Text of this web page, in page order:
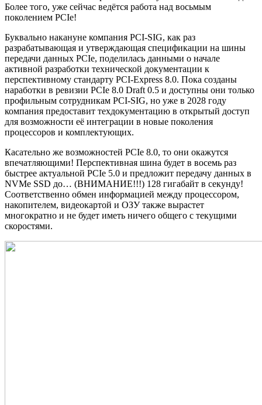
Более того, уже сейчас ведётся работа над восьмым
поколением PCIe!
Буквально накануне компания PCI-SIG, как раз
разрабатывающая и утверждающая спецификации на шины
передачи данных PCIe, поделилась данными о начале
активной разработки технической документации к
перспективному стандарту PCI-Express 8.0. Пока созданы
наработки в ревизии PCIe 8.0 Draft 0.5 и доступны они только
профильным сотрудникам PCI-SIG, но уже в 2028 году
компания предоставит техдокументацию в открытый доступ
для возможности её интеграции в новые поколения
процессоров и комплектующих.
Касательно же возможностей PCIe 8.0, то они окажутся
впечатляющими! Перспективная шина будет в восемь раз
быстрее актуальной PCIe 5.0 и предложит передачу данных в
NVMe SSD до… (ВНИМАНИЕ!!!) 128 гигабайт в секунду!
Соответственно обмен информацией между процессором,
накопителем, видеокартой и ОЗУ также вырастет
многократно и не будет иметь ничего общего с текущими
скоростями.